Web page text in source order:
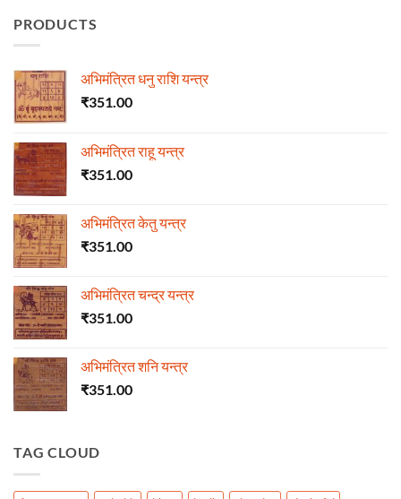
PRODUCTS
अभिमंत्रित धनु राशि यन्त्र
₹351.00
अभिमंत्रित राहू यन्त्र
₹351.00
अभिमंत्रित केतु यन्त्र
₹351.00
अभिमंत्रित चन्द्र यन्त्र
₹351.00
अभिमंत्रित शनि यन्त्र
₹351.00
TAG CLOUD